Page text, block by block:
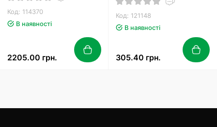
Код: 114370
В наявності
2205.00 грн.
в асортименті
Код: 121148
В наявності
305.40 грн.